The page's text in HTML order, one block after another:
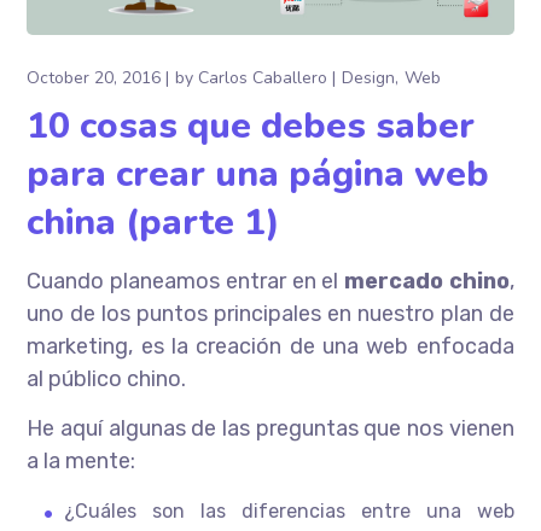
October 20, 2016 by Carlos Caballero Design Web
10 cosas que debes saber
para crear una página web
china (parte 1)
Cuando planeamos entrar en el mercado chino,
uno de los puntos principales en nuestro plan de
marketing, es la creación de una web enfocada
al público chino.
He aquí algunas de las preguntas que nos vienen
a la mente:
¿Cuáles son las diferencias entre una web